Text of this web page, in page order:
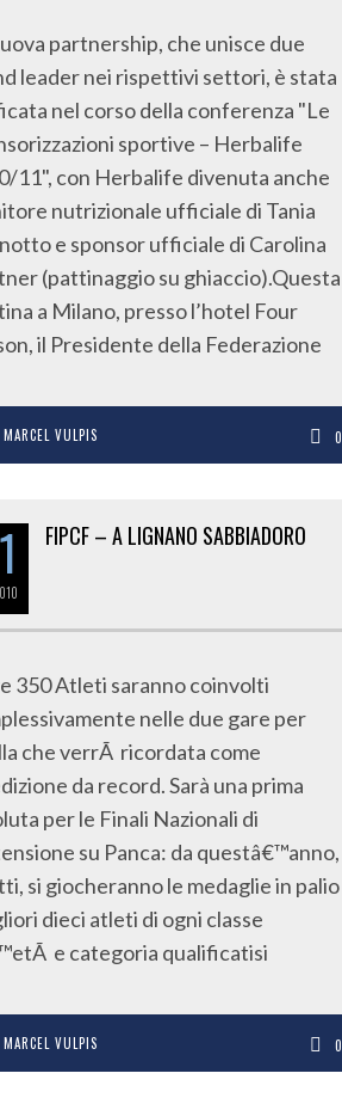
partnership, che unisce due
leader nei rispettivi settori, è stata
nel corso della conferenza "Le
sportive – Herbalife
11", con Herbalife divenuta anche
nutrizionale ufficiale di Tania
e sponsor ufficiale di Carolina
(pattinaggio su ghiaccio).Questa
a Milano, presso l’hotel Four
il Presidente della Federazione
MARCEL VULPIS 0
FIPCF – A LIGNANO SABBIADORO
350 Atleti saranno coinvolti
nelle due gare per
che verrÃ ricordata come
da record. Sarà una prima
per le Finali Nazionali di
su Panca: da questâ€™anno,
si giocheranno le medaglie in palio
dieci atleti di ogni classe
e categoria qualificatisi
MARCEL VULPIS 0